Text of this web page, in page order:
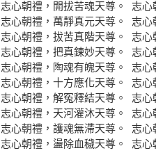
志心朝禮，開拔苦魂天尊。 志
志心朝禮，萬靜真元天尊。 志
志心朝禮，拔苦真階天尊。 志
志心朝禮，把真鍊妙天尊。 志
志心朝禮，陶魂有魄天尊。 志
志心朝禮，十方應化天尊。 志
志心朝禮，解冤釋結天尊。 志
志心朝禮，天河灌沐天尊。 志
志心朝禮，護魂無滯天尊。 志
志心朝禮，盪除血穢天尊。 志